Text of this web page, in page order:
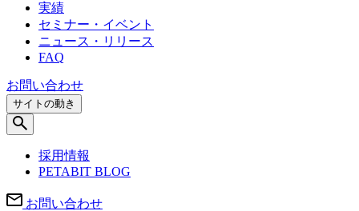
実績
セミナー・イベント
ニュース・リリース
FAQ
お問い合わせ
サイトの動き
採用情報
PETABIT BLOG
お問い合わせ